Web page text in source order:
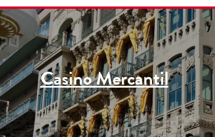
Casino Mercantil